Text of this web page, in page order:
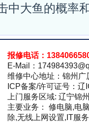
中大鱼的概率
报修电话：
E-Mail：
维修中心地址：锦州广
ICP备案/许可证号：
上门服务区域: 辽宁锦
主要业务： 修电脑,电
除,无线上网设置,IT服